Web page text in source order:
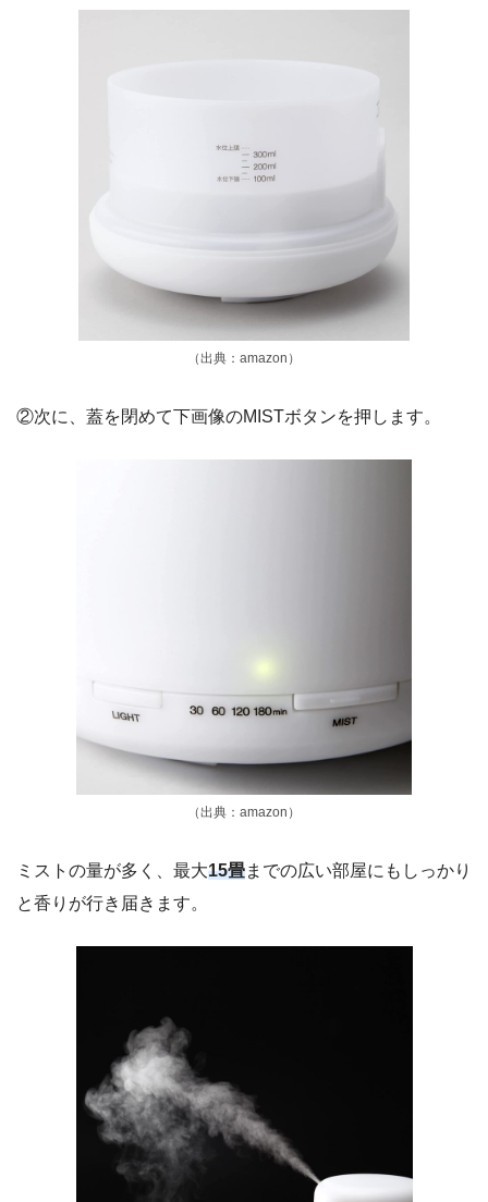
（出典：amazon）
②次に、蓋を閉めて下画像のMISTボタンを押します。
（出典：amazon）
ミストの量が多く、最大15畳までの広い部屋にもしっかり
と香りが行き届きます。